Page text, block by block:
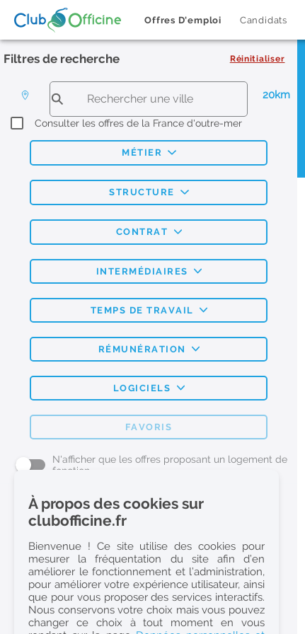
Offres D'emploi Candidats
Filtres de recherche Réinitialiser
20km
Consulter les offres de la France d'outre-mer
MÉTIER
STRUCTURE
CONTRAT
INTERMÉDIAIRES
TEMPS DE TRAVAIL
RÉMUNÉRATION
LOGICIELS
FAVORIS
N'afficher que les offres proposant un logement de
fonction
L'emploi Pharmacie par métier
Pharmacien (H/F)
Préparateur en Pharmacie (H/F)
Etudiant en Pharmacie (H/F)
Etudiant en Pharmacie 6e année validée (H/F)
Conseiller Dermo Cosmetique - Esthéticienne (H/F)
À propos des cookies sur
clubofficine.fr
Bienvenue ! Ce site utilise des cookies pour
mesurer la fréquentation du site afin d’en
améliorer le fonctionnement et l’administration,
pour améliorer votre expérience utilisateur, ainsi
que pour vous proposer des services interactifs.
Nous conservons votre choix mais vous pouvez
changer ce choix à tout moment en vous